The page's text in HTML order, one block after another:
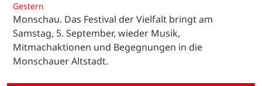
Gestern
Monschau. Das Festival der Vielfalt bringt am
Samstag, 5. September, wieder Musik,
Mitmachaktionen und Begegnungen in die
Monschauer Altstadt.